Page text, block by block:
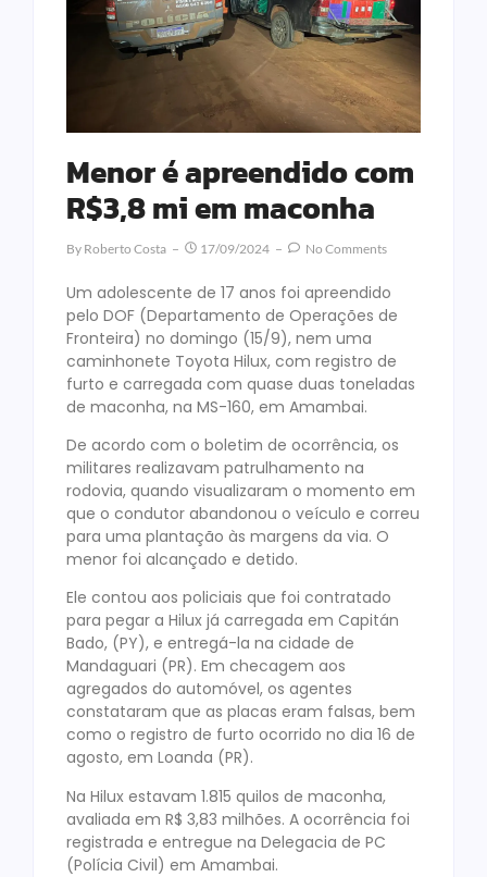
Menor é apreendido com
R$3,8 mi em maconha
By Roberto Costa 17/09/2024 No Comments
Um adolescente de 17 anos foi apreendido
pelo DOF (Departamento de Operações de
Fronteira) no domingo (15/9), nem uma
caminhonete Toyota Hilux, com registro de
furto e carregada com quase duas toneladas
de maconha, na MS-160, em Amambai.
De acordo com o boletim de ocorrência, os
militares realizavam patrulhamento na
rodovia, quando visualizaram o momento em
que o condutor abandonou o veículo e correu
para uma plantação às margens da via. O
menor foi alcançado e detido.
Ele contou aos policiais que foi contratado
para pegar a Hilux já carregada em Capitán
Bado, (PY), e entregá-la na cidade de
Mandaguari (PR). Em checagem aos
agregados do automóvel, os agentes
constataram que as placas eram falsas, bem
como o registro de furto ocorrido no dia 16 de
agosto, em Loanda (PR).
Na Hilux estavam 1.815 quilos de maconha,
avaliada em R$ 3,83 milhões. A ocorrência foi
registrada e entregue na Delegacia de PC
(Polícia Civil) em Amambai.